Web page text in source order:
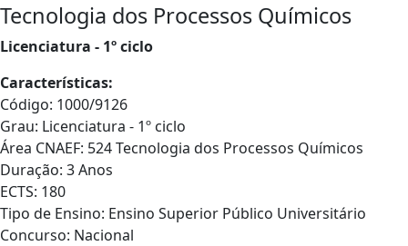
Tecnologia dos Processos Químicos
Licenciatura - 1º ciclo
Características:
Código: 1000/9126
Grau: Licenciatura - 1º ciclo
Área CNAEF: 524 Tecnologia dos Processos Químicos
Duração: 3 Anos
ECTS: 180
Tipo de Ensino: Ensino Superior Público Universitário
Concurso: Nacional